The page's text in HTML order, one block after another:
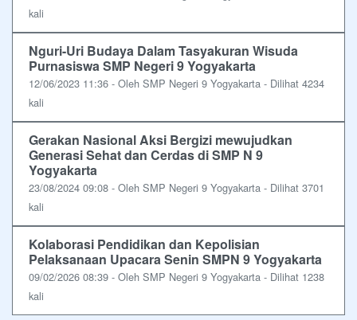
kali
Nguri-Uri Budaya Dalam Tasyakuran Wisuda
Purnasiswa SMP Negeri 9 Yogyakarta
12/06/2023 11:36 - Oleh SMP Negeri 9 Yogyakarta - Dilihat 4234
kali
Gerakan Nasional Aksi Bergizi mewujudkan
Generasi Sehat dan Cerdas di SMP N 9
Yogyakarta
23/08/2024 09:08 - Oleh SMP Negeri 9 Yogyakarta - Dilihat 3701
kali
Kolaborasi Pendidikan dan Kepolisian
Pelaksanaan Upacara Senin SMPN 9 Yogyakarta
09/02/2026 08:39 - Oleh SMP Negeri 9 Yogyakarta - Dilihat 1238
kali